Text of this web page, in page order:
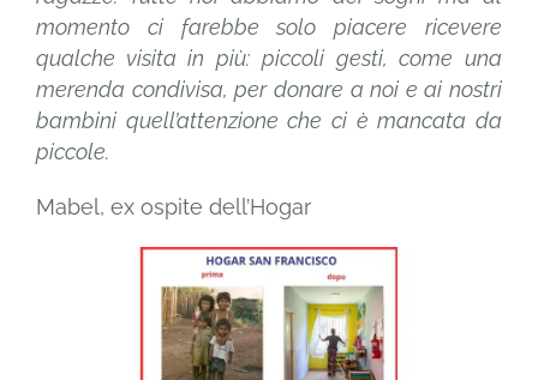
momento ci farebbe solo piacere ricevere
qualche visita in più: piccoli gesti, come una
merenda condivisa, per donare a noi e ai nostri
bambini quell’attenzione che ci è mancata da
piccole.
Mabel, ex ospite dell’Hogar